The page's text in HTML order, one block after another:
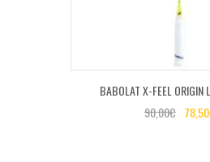
BABOLAT X-FEEL ORIGIN
90,00€ 78,50